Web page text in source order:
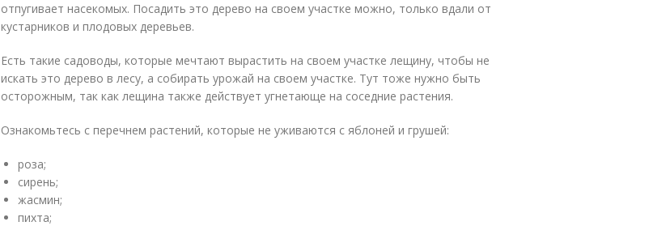
отпугивает насекомых. Посадить это дерево на своем участке можно, только вдали от
кустарников и плодовых деревьев.
Есть такие садоводы, которые мечтают вырастить на своем участке лещину, чтобы не
искать это дерево в лесу, а собирать урожай на своем участке. Тут тоже нужно быть
осторожным, так как лещина также действует угнетающе на соседние растения.
Ознакомьтесь с перечнем растений, которые не уживаются с яблоней и грушей:
роза;
сирень;
жасмин;
пихта;